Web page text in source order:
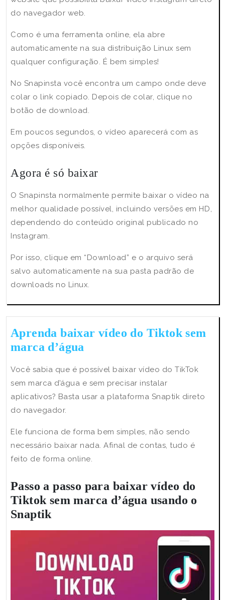
do navegador web.
Como é uma ferramenta online, ela abre
automaticamente na sua distribuição Linux sem
qualquer configuração. É bem simples!
No Snapinsta você encontra um campo onde deve
colar o link copiado. Depois de colar, clique no
botão de download.
Em poucos segundos, o vídeo aparecerá com as
opções disponíveis.
Agora é só baixar
O Snapinsta normalmente permite baixar o vídeo na
melhor qualidade possível, incluindo versões em HD,
dependendo do conteúdo original publicado no
Instagram.
Por isso, clique em “Download” e o arquivo será
salvo automaticamente na sua pasta padrão de
downloads no Linux.
Aprenda baixar vídeo do Tiktok sem
marca d’água
vídeo
do
Tiktok
marca
d’água
Você sabia que é possível baixar vídeo do TikTok
sem marca d’água e sem precisar instalar
aplicativos? Basta usar a plataforma Snaptik direto
do navegador.
Ele funciona de forma bem simples, não sendo
necessário baixar nada. Afinal de contas, tudo é
feito de forma online.
Passo a passo para baixar vídeo do
Tiktok sem marca d’água usando o
Snaptik